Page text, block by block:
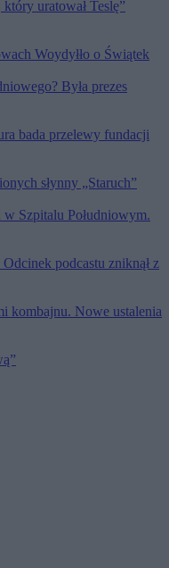
uratował Teslę”
Woydyłło o Świątek
Była prezes
bada przelewy fundacji
słynny „Staruch”
Szpitalu Południowym.
podcastu zniknął z
kombajnu. Nowe ustalenia